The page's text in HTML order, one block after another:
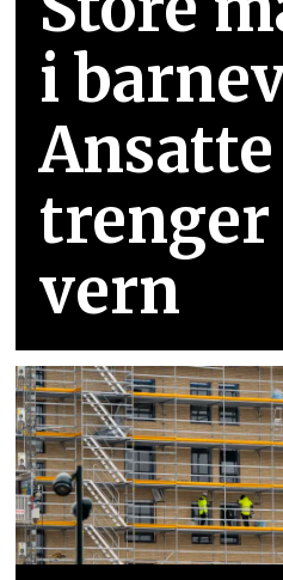
i
Ansatte
trenger
vern